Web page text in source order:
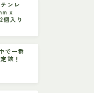
ンレ
x
個入り
で一番
鋏！